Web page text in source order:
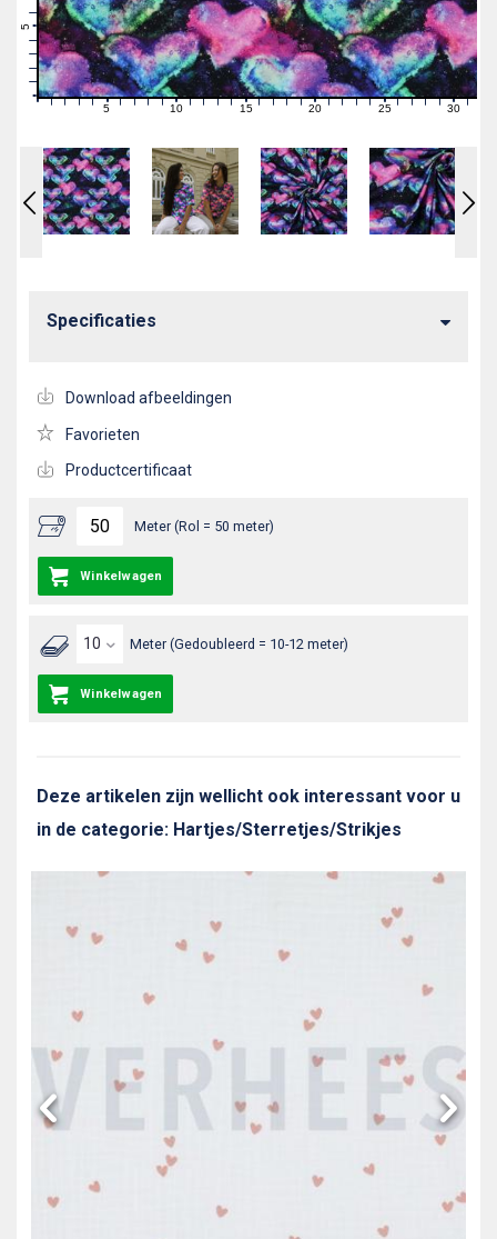
0
1
2
3
4
5
6
0 1 2 3 4 5 6 7 891011121314151617181920212223242526272829 30 31
Meter (Rol = 50 meter)
Winkelwagen
Meter (Gedoubleerd = 10-12 meter)
Winkelwagen
Specificaties
Download afbeeldingen
Favorieten
Productcertificaat
Deze artikelen zijn wellicht ook interessant voor u
in de categorie: Hartjes/Sterretjes/Strikjes